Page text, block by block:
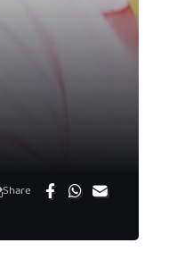
Share